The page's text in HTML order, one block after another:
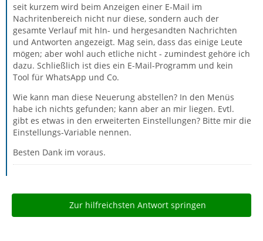
seit kurzem wird beim Anzeigen einer E-Mail im
Nachritenbereich nicht nur diese, sondern auch der
gesamte Verlauf mit hIn- und hergesandten Nachrichten
und Antworten angezeigt. Mag sein, dass das einige Leute
mögen; aber wohl auch etliche nicht - zumindest gehöre ich
dazu. Schließlich ist dies ein E-Mail-Programm und kein
Tool für WhatsApp und Co.
Wie kann man diese Neuerung abstellen? In den Menüs
habe ich nichts gefunden; kann aber an mir liegen. Evtl.
gibt es etwas in den erweiterten Einstellungen? Bitte mir die
Einstellungs-Variable nennen.
Besten Dank im voraus.
Zur hilfreichsten Antwort springen